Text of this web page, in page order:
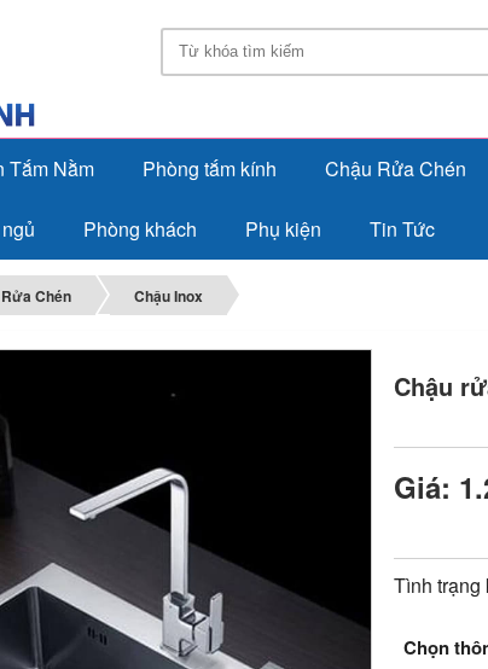
Tắm Nằm Phòng tắm kính Chậu Rửa Chén
Phòng khách Phụ kiện Tin Tức
Chén Chậu Inox
Chậu
Giá:
Tình
Chọn